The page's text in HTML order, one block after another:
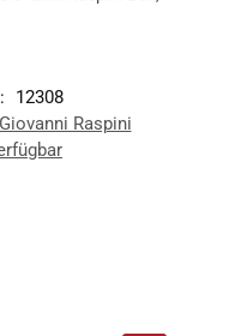
12308
Raspini